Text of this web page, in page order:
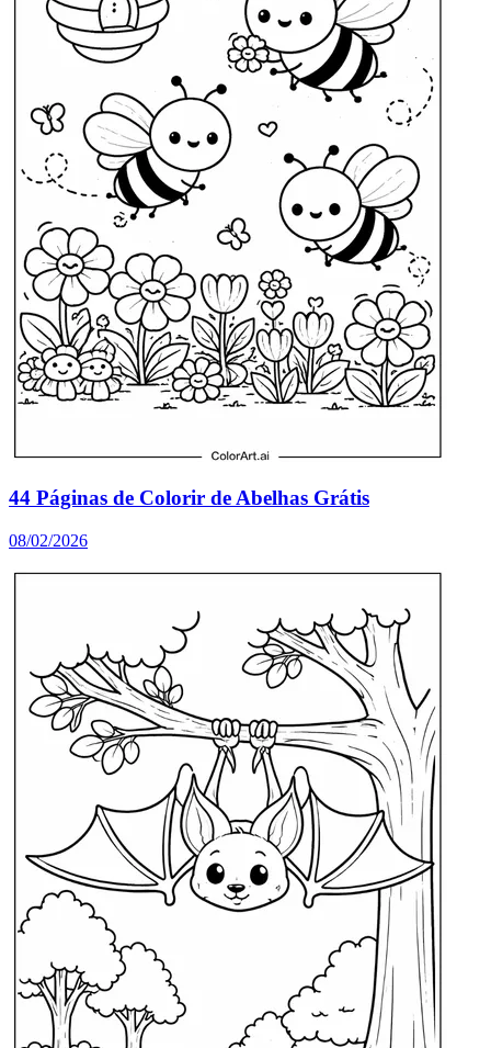
44 Páginas de Colorir de Abelhas Grátis
08/02/2026